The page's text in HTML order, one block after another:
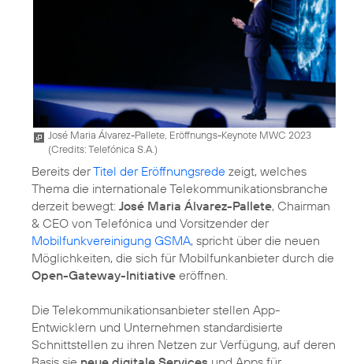
José Maria Álvarez-Pallete, Eröffnungs-Keynote MWC 2023
(Credits: Telefónica S.A.)
Bereits derTitel der Eröffnungsrede zeigt, welches
Thema die internationale Telekommunikationsbranche
derzeit bewegt: José Maria Álvarez-Pallete, Chairman
& CEO von Telefónica und Vorsitzender der
Mobilfunkvereinigung GSMA, spricht über die neuen
Möglichkeiten, die sich für Mobilfunkanbieter durch die
Open-Gateway-Initiative eröffnen.
Die Telekommunikationsanbieter stellen App-
Entwicklern und Unternehmen standardisierte
Schnittstellen zu ihren Netzen zur Verfügung, auf deren